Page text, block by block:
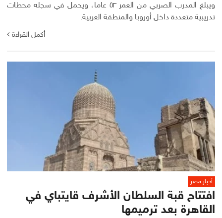
ويبلغ المدرب الصربي من العمر ٥٣ عاما، ويحمل في سجله محطات
تدريبية متعددة داخل أوروبا والمنطقة العربية.
أكمل القراءة
أخبار مصر
افتتاح قبة السلطان الأشرف قايتباي في
القاهرة بعد ترميمها